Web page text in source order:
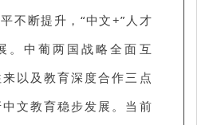
不断提升，“中文+”人才
。中葡两国战略全面互
以及教育深度合作三点
文教育稳步发展。当前